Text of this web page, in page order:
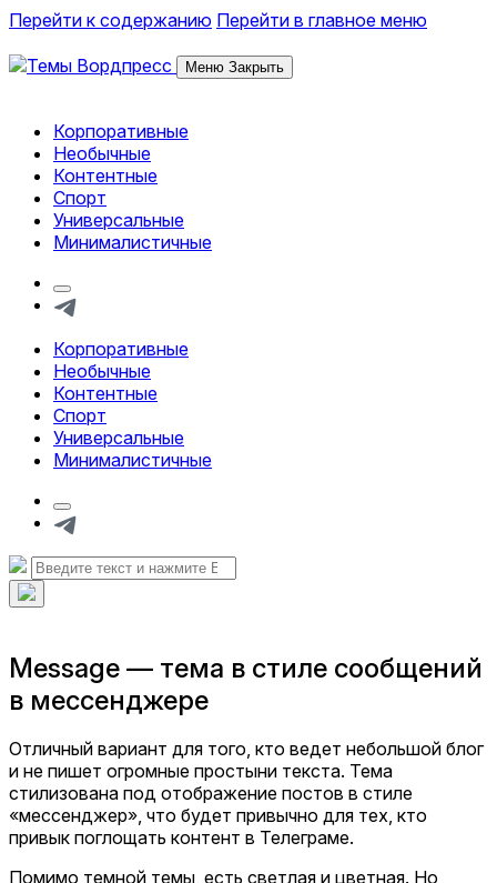
Перейти к содержанию Перейти в главное меню
Меню Закрыть
Обзор тем и шаблонов Вордпресс
Корпоративные
Необычные
Контентные
Спорт
Универсальные
Минималистичные
Кнопка
формы
Обзор тем и шаблонов Вордпресс
Корпоративные
Необычные
Контентные
Спорт
Универсальные
Минималистичные
Кнопка
формы
Искать:
Поиск
Скрыть
Message — тема в стиле сообщений
в мессенджере
Отличный вариант для того, кто ведет небольшой блог
и не пишет огромные простыни текста. Тема
стилизована под отображение постов в стиле
«мессенджер», что будет привычно для тех, кто
привык поглощать контент в Телеграме.
Помимо темной темы, есть светлая и цветная. Но